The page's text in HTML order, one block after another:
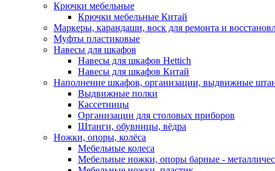
Крючки мебельные
Крючки мебельные Китай
Маркеры, карандаши, воск для ремонта и
Муфты пластиковые
Навесы для шкафов
Навесы для шкафов Hettich
Навесы для шкафов Китай
Наполнение шкафов, организации, выдвижные
Выдвижные полки
Кассетницы
Организации для столовых приборов
Штанги, обувницы, вёдра
Ножки, опоры, колёса
Мебельные колеса
Мебельные ножки, опоры барные -